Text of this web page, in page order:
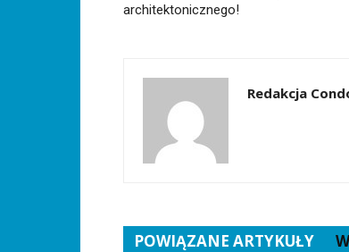
architektonicznego!
Redakcja
POWIĄZANE ARTYKUŁY